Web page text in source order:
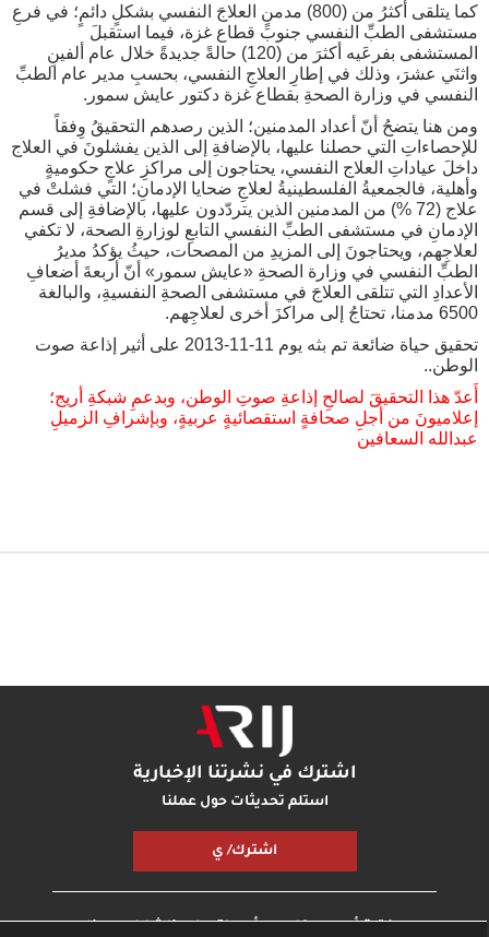
كما يتلقى أكثرُ من (800) مدمنٍ العلاجَ النفسي بشكلٍ دائمٍ؛ في فرعِ
مستشفى الطبِّ النفسي جنوبَ قطاع غزة، فيما استقبلَ
المستشفى بفرعَيه أكثرَ من (120) حالةً جديدةً خلال عام ألفينِ
واثنَي عشرَ، وذلك في إطارِ العلاجِ النفسي، بحسبِ مدير عام الطبِّ
النفسي في وزارة الصحةِ بقطاع غزة دكتور عايش سمور.
ومن هنا يتضحُ أنّ أعداد المدمنين؛ الذين رصدهم التحقيقُ وِفقاً
للإحصاءاتِ التي حصلنا عليها، بالإضافةِ إلى الذين يفشلونَ في العلاج
داخلَ عياداتِ العلاج النفسي، يحتاجون إلى مراكزِ علاجٍ حكوميةٍ
وأهلية، فالجمعيةُ الفلسطينيةُ لعلاجِ ضحايا الإدمانِ؛ التي فشلتْ في
علاج (72 %) من المدمنين الذين يتردّدون عليها، بالإضافةِ إلى قسم
الإدمانِ في مستشفى الطبِّ النفسي التابعِ لوزارةِ الصحة، لا تكفي
لعلاجِهم، ويحتاجونَ إلى المزيدِ من المصحات، حيثُ يؤكدُ مديرُ
الطبِّ النفسي في وزارة الصحةِ «عايش سمور» أنّ أربعةَ أضعافِ
الأعدادِ التي تتلقى العلاجَ في مستشفى الصحةِ النفسيةِ، والبالغة
6500 مدمنا، تحتاجُ إلى مراكزَ أخرى لعلاجِهم.
تحقيق حياة ضائعة تم بثه يوم 11-11-2013 على أثير إذاعة صوت
الوطن..
أَعدّ هذا التحقيقَ لصالحِ إذاعةِ صوتِ الوطن، وبدعمِ شبكةِ أريج؛
إعلاميونَ من أجلِ صحافةٍ استقصائيةٍ عربيةٍ، وبإشرافِ الزميلِ
عبدالله السعافين
اشترك في نشرتنا الإخبارية
استلم تحديثات حول عملنا
اشترك/ ي